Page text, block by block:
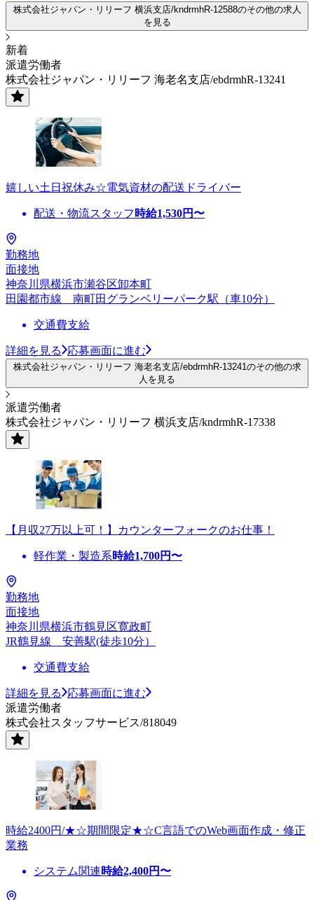
株式会社ジャパン・リリーフ 横浜支店/kndrmhR-12588のその他の求人
を見る
新着
派遣労働者
株式会社ジャパン・リリーフ 海老名支店/ebdrmhR-13241
嬉しい土日祝休み☆電気資材の配送ドライバー
配送・物流スタッフ 時給1,530円〜
勤務地
面接地
神奈川県横浜市瀬谷区卸本町
田園都市線 南町田グランベリーパーク駅（車10分）
交通費支給
詳細を見る 応募画面に進む
株式会社ジャパン・リリーフ 海老名支店/ebdrmhR-13241のその他の求
人を見る
派遣労働者
株式会社ジャパン・リリーフ 横浜支店/kndrmhR-17338
【月収27万以上可！】カウンターフォークのお仕事！
軽作業・製造系時給1,700円〜
勤務地
面接地
神奈川県横浜市鶴見区寛政町
JR鶴見線 安善駅(徒歩10分）
交通費支給
詳細を見る
応募画面に進む
派遣労働者
株式会社スタッフサービス/818049
時給2400円/★☆期間限定★☆C言語でのWeb画面作成・修正
業務
システム関連時給2,400円〜